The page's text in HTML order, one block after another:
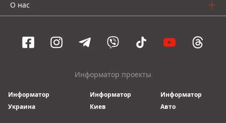
О нас
Информатор проекты
Информатор
Украина
Информатор
Киев
Информатор
Авто